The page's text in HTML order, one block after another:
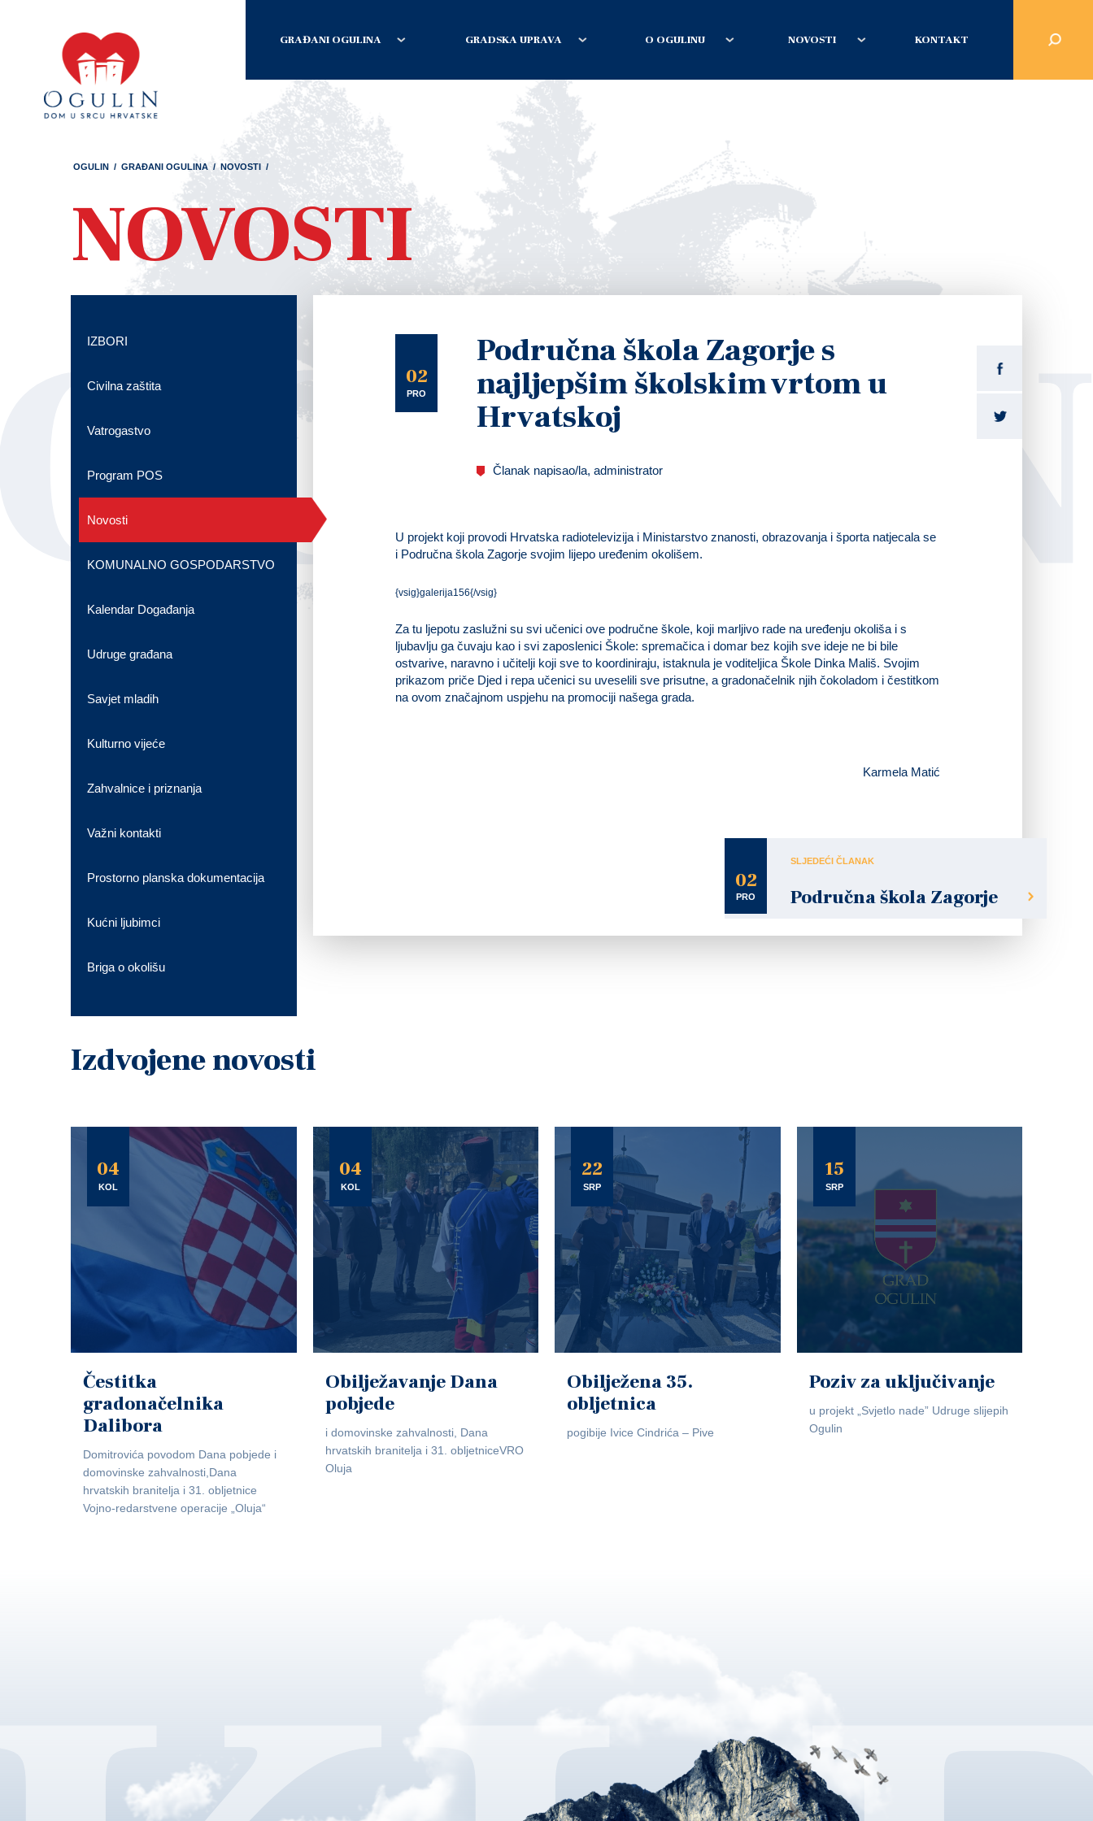
GRAĐANI OGULINA GRADSKA UPRAVA O OGULINU NOVOSTI KONTAKT
OGULIN / GRAĐANI OGULINA / NOVOSTI /
NOVOSTI
02
PRO
Područna škola Zagorje s
najljepšim školskim vrtom u
Hrvatskoj
Članak napisao/la, administrator
U projekt koji provodi Hrvatska radiotelevizija i Ministarstvo znanosti, obrazovanja i športa natjecala se
i Područna škola Zagorje svojim lijepo uređenim okolišem.
{vsig}galerija156{/vsig}
Za tu ljepotu zaslužni su svi učenici ove područne škole, koji marljivo rade na uređenju okoliša i s
ljubavlju ga čuvaju kao i svi zaposlenici Škole: spremačica i domar bez kojih sve ideje ne bi bile
ostvarive, naravno i učitelji koji sve to koordiniraju, istaknula je voditeljica Škole Dinka Mališ. Svojim
prikazom priče Djed i repa učenici su uveselili sve prisutne, a gradonačelnik njih čokoladom i čestitkom
na ovom značajnom uspjehu na promociji našega grada.
Karmela Matić
02
PRO
SLJEDEĆI ČLANAK
Područna škola Zagorje
IZBORI
Civilna zaštita
Vatrogastvo
Program POS
Novosti
KOMUNALNO GOSPODARSTVO
Kalendar Događanja
Udruge građana
Savjet mladih
Kulturno vijeće
Zahvalnice i priznanja
Važni kontakti
Prostorno planska dokumentacija
Kućni ljubimci
Briga o okolišu
Izdvojene novosti
04
KOL
Čestitka
gradonačelnika
Dalibora
Domitrovića povodom Dana pobjede i
domovinske zahvalnosti,Dana
hrvatskih branitelja i 31. obljetnice
Vojno-redarstvene operacije „Oluja“
04
KOL
Obilježavanje Dana
pobjede
i domovinske zahvalnosti, Dana
hrvatskih branitelja i 31. obljetniceVRO
Oluja
22
SRP
Obilježena 35.
obljetnica
pogibije Ivice Cindrića – Pive
15
SRP
Poziv za uključivanje
u projekt „Svjetlo nade” Udruge slijepih
Ogulin